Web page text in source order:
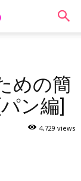
めの簡
ン編]
4,729 views